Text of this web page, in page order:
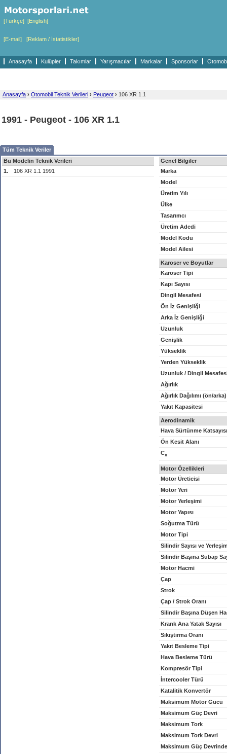
[Türkçe] [English]
[E-mail] [Reklam / İstatistikler]
Anasayfa Kulüpler Takımlar Yarışmacılar Markalar Sponsorlar
Anasayfa › Otomobil Teknik Verileri › Peugeot › 106 XR 1.1
1991 - Peugeot - 106 XR 1.1
Tüm Teknik Veriler
Bu Modelin Teknik Verileri
1.
106 XR 1.1 1991
Genel Bilgiler
Marka
Model
Üretim Yılı
Ülke
Tasarımcı
Üretim Adedi
Model Kodu
Model Ailesi
Karoser ve Boyutlar
Karoser Tipi
Kapı Sayısı
Dingil Mesafesi
Ön İz Genişliği
Arka İz Genişliği
Uzunluk
Genişlik
Yükseklik
Yerden Yükseklik
Uzunluk / Dingil
Ağırlık
Ağırlık Dağılımı (ön/arka)
Yakıt Kapasitesi
Aerodinamik
Hava Sürtünme Katsayısı
Ön Kesit Alanı
Cx
Motor Özellikleri
Motor Üreticisi
Motor Yeri
Motor Yerleşimi
Motor Yapısı
Soğutma Türü
Motor Tipi
Silindir Sayısı ve
Silindir Başına Subap
Motor Hacmi
Çap
Strok
Çap / Strok Oranı
Silindir Başına Düşen
Krank Ana Yatak Sayısı
Sıkıştırma Oranı
Yakıt Besleme Tipi
Hava Besleme Türü
Kompresör Tipi
İntercooler Türü
Katalitik Konvertör
Maksimum Motor Gücü
Maksimum Güç Devri
Maksimum Tork
Maksimum Tork Devri
Maksimum Güç